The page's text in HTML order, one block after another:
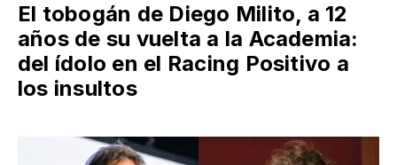
El tobogán de Diego Milito, a 12
años de su vuelta a la Academia:
del ídolo en el Racing Positivo a
los insultos